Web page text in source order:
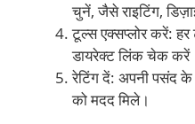
चुनें, जैसे राइटिंग,
टूल्स एक्सप्लोर करें:
डायरेक्ट लिंक चेक
रेटिंग दें: अपनी पसंद
को मदद मिले।